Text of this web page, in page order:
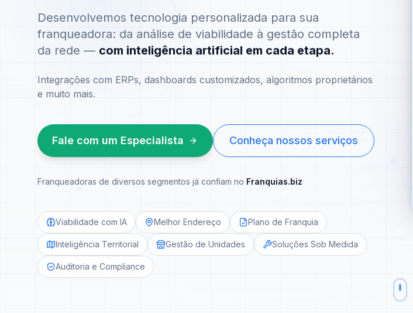
Desenvolvemos tecnologia personalizada para sua
franqueadora: da análise de viabilidade à gestão completa
da rede — com inteligência artificial em cada etapa.
Integrações com ERPs, dashboards customizados, algoritmos proprietários
e muito mais.
Fale com um Especialista Conheça nossos serviços
Franqueadoras de diversos segmentos já confiam no Franquias.biz
Viabilidade com IA Melhor Endereço Plano de Franquia
Inteligência Territorial Gestão de Unidades Soluções Sob Medida
Auditoria e Compliance